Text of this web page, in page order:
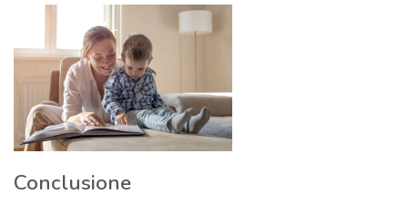
Conclusione